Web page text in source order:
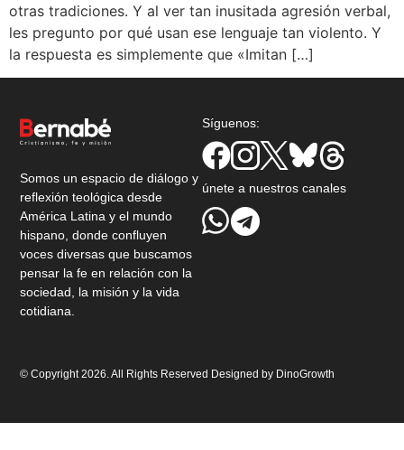
otras tradiciones. Y al ver tan inusitada agresión verbal,
les pregunto por qué usan ese lenguaje tan violento. Y
la respuesta es simplemente que «Imitan […]
Somos un espacio de diálogo y
reflexión teológica desde
América Latina y el mundo
hispano, donde confluyen
voces diversas que buscamos
pensar la fe en relación con la
sociedad, la misión y la vida
cotidiana.
Síguenos:
únete a nuestros canales
© Copyright 2026. All Rights Reserved Designed by DinoGrowth